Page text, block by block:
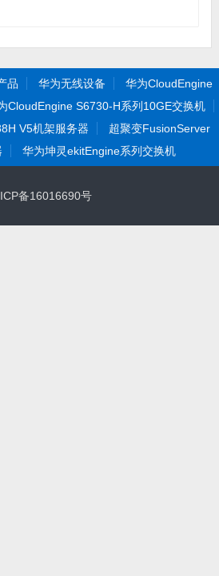
品 华为无线设备
华为CloudEngine
CloudEngine S6730-H系列10GE交换机
V5机架服务器
超聚变FusionServer
华为坤灵ekitEngine系列交换机
备16016690号